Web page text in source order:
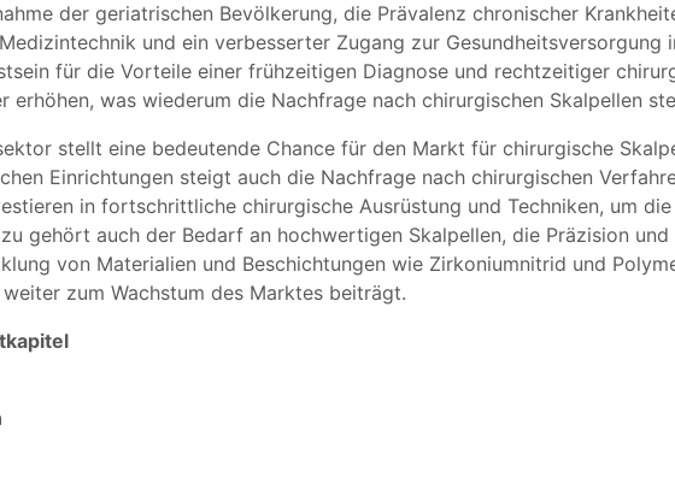
der geriatrischen Bevölkerung, die Prävalenz chronischer
und ein verbesserter Zugang zur Gesundheitsversorgung
für die Vorteile einer frühzeitigen Diagnose und rechtzeitiger
erhöhen, was wiederum die Nachfrage nach chirurgischen Skalpellen
stellt eine bedeutende Chance für den Markt für chirurgische
Einrichtungen steigt auch die Nachfrage nach chirurgischen
in fortschrittliche chirurgische Ausrüstung und Techniken, um
gehört auch der Bedarf an hochwertigen Skalpellen, die Präzision
von Materialien und Beschichtungen wie Zirkoniumnitrid und
zum Wachstum des Marktes beiträgt.